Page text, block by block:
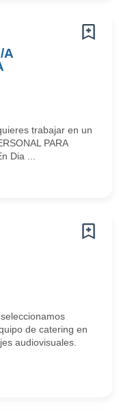
A
trabajar en un
PARA
Dia ...
de catering en
audiovisuales.